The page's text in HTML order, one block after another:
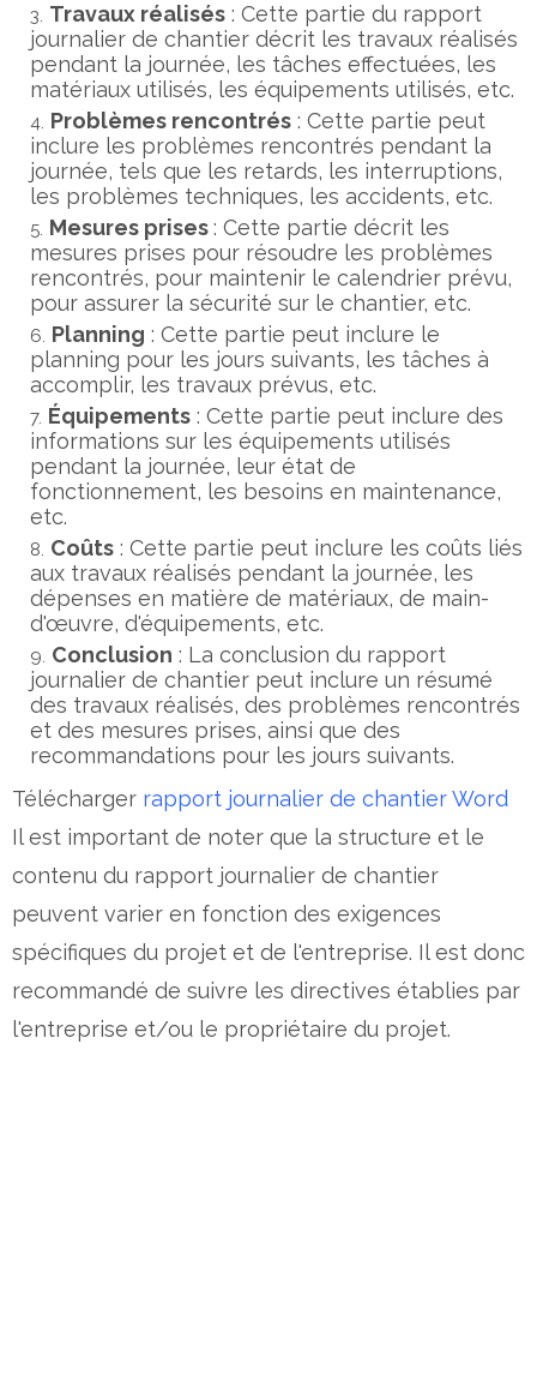
Travaux réalisés : Cette partie du rapport
journalier de chantier décrit les travaux réalisés
pendant la journée, les tâches effectuées, les
matériaux utilisés, les équipements utilisés, etc.
Problèmes rencontrés : Cette partie peut
inclure les problèmes rencontrés pendant la
journée, tels que les retards, les interruptions,
les problèmes techniques, les accidents, etc.
Mesures prises: Cette partie décrit les
mesures prises pour résoudre les problèmes
rencontrés, pour maintenir le calendrier prévu,
pour assurer la sécurité sur le chantier, etc.
Planning : Cette partie peut inclure le
planning pour les jours suivants, les tâches à
accomplir, les travaux prévus, etc.
Équipements : Cette partie peut inclure des
informations sur les équipements utilisés
pendant la journée, leur état de
fonctionnement, les besoins en maintenance,
etc.
Coûts : Cette partie peut inclure les coûts liés
aux travaux réalisés pendant la journée, les
dépenses en matière de matériaux, de main-
d'œuvre, d'équipements, etc.
Conclusion : La conclusion du rapport
journalier de chantier peut inclure un résumé
des travaux réalisés, des problèmes rencontrés
et des mesures prises, ainsi que des
recommandations pour les jours suivants.
Télécharger rapport journalier de chantier Word
Il est important de noter que la structure et le
contenu du rapport journalier de chantier
peuvent varier en fonction des exigences
spécifiques du projet et de l'entreprise. Il est donc
recommandé de suivre les directives établies par
l'entreprise et/ou le propriétaire du projet.